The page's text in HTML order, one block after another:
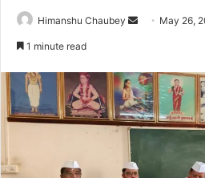
Himanshu Chaubey May 26,
1 minute read